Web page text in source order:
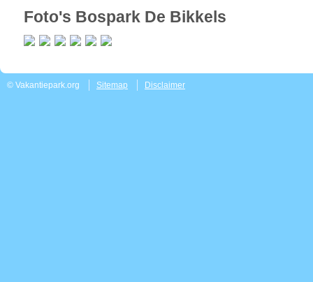
Foto's Bospark De Bikkels
© Vakantiepark.org Sitemap Disclaimer